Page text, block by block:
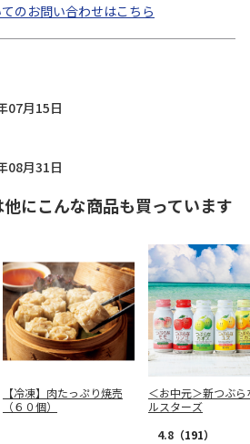
のお問い合わせはこちら
07月15日
08月31日
にこんな商品も買っています
【冷凍】肉たっぷり焼売
（６０個）
＜お中元＞新つぶら
ルスターズ
4.8 （191）